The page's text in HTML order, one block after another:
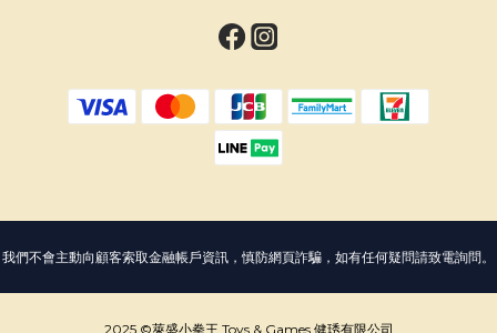
我們不會主動向顧客索取金融帳戶資訊，慎防網頁詐騙，如有任何疑問請致電詢問。
2025 ©萊盛小拳王 Toys & Games 健琇有限公司